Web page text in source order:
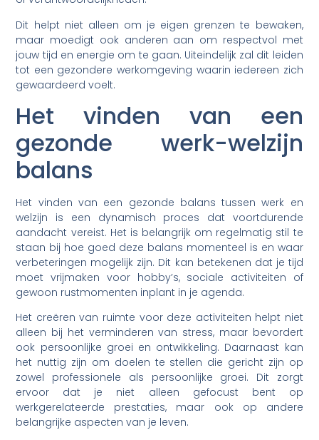
Dit helpt niet alleen om je eigen grenzen te bewaken,
maar moedigt ook anderen aan om respectvol met
jouw tijd en energie om te gaan. Uiteindelijk zal dit leiden
tot een gezondere werkomgeving waarin iedereen zich
gewaardeerd voelt.
Het vinden van een
gezonde werk-welzijn
balans
Het vinden van een gezonde balans tussen werk en
welzijn is een dynamisch proces dat voortdurende
aandacht vereist. Het is belangrijk om regelmatig stil te
staan bij hoe goed deze balans momenteel is en waar
verbeteringen mogelijk zijn. Dit kan betekenen dat je tijd
moet vrijmaken voor hobby’s, sociale activiteiten of
gewoon rustmomenten inplant in je agenda.
Het creëren van ruimte voor deze activiteiten helpt niet
alleen bij het verminderen van stress, maar bevordert
ook persoonlijke groei en ontwikkeling. Daarnaast kan
het nuttig zijn om doelen te stellen die gericht zijn op
zowel professionele als persoonlijke groei. Dit zorgt
ervoor dat je niet alleen gefocust bent op
werkgerelateerde prestaties, maar ook op andere
belangrijke aspecten van je leven.